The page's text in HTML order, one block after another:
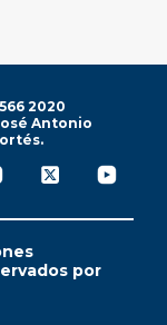
2020
Antonio
por